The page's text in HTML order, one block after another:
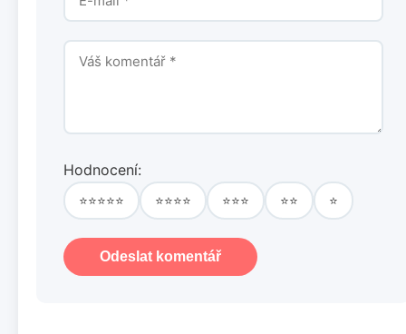
Hodnocení:
⭐⭐⭐⭐⭐ ⭐⭐⭐⭐ ⭐⭐⭐ ⭐⭐ ⭐
Odeslat komentář